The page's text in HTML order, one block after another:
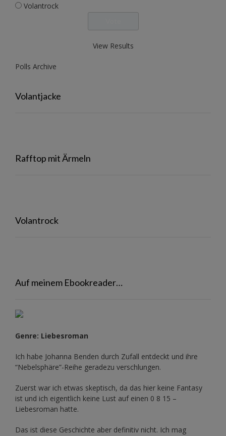
Volantrock
View Results
Polls Archive
Volantjacke
Rafftop mit Ärmeln
Volantrock
Auf meinem Ebookreader…
Genre: Liebesroman
Ich habe Johanna Benden durch Zufall entdeckt und ihre
“Nebelsphäre”-Reihe geradezu verschlungen.
Zuerst war ich etwas skeptisch, da das hier keine Fantasy
ist und ich eigentlich keine Lust auf einen 0 8 15 –
Liebesroman hatte.
Das ist diese Geschichte aber definitiv nicht. Ich mag